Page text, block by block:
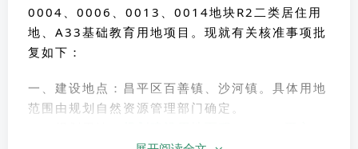
0004、0006、0013、0014地块R2二类居住用
地、A33基础教育用地项目。现就有关核准事项批
复如下：
一、建设地点：昌平区百善镇、沙河镇。具体用地
范围由规划自然资源管理部门确定。